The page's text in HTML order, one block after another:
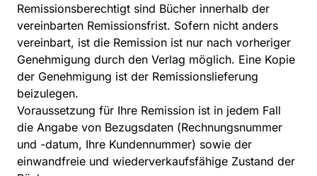
Remissionsberechtigt sind Bücher innerhalb der
vereinbarten Remissionsfrist. Sofern nicht anders
vereinbart, ist die Remission ist nur nach vorheriger
Genehmigung durch den Verlag möglich. Eine Kopie
der Genehmigung ist der Remissionslieferung
beizulegen.
Voraussetzung für Ihre Remission ist in jedem Fall
die Angabe von Bezugsdaten (Rechnungsnummer
und -datum, Ihre Kundennummer) sowie der
einwandfreie und wiederverkaufsfähige Zustand der